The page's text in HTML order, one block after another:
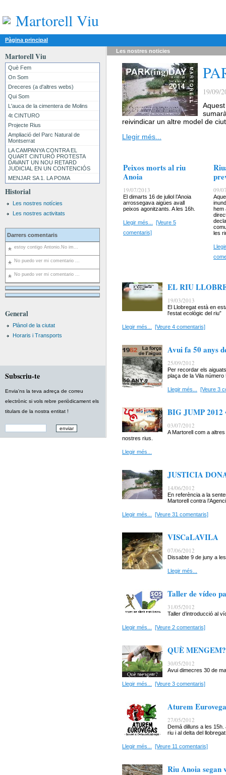
Martorell Viu
Pàgina principal
Martorell Viu
Què Fem
On Som
Dreceres (a d'altres webs)
Qui Som
L'auca de la cimentera de Molins
4t CINTURO
Projecte Rius
Ampliació del Parc Natural de
Montserrat
LA CAMPANYA CONTRA EL
QUART CINTURÓ PROTESTA
DAVANT UN NOU RETARD
JUDICIAL EN UN CONTENCIÓS
MENJAR SA 1. LA POMA
Historial
Les nostres notícies
Les nostres activitats
Darrers comentaris
estoy contigo Antonio.No im...
No puedo ver mi comentario ...
No puedo ver mi comentario ...
General
Plànol de la ciutat
Horaris i Transports
Subscriu-te
Envia'ns la teva adreça de correu
electrònic si vols rebre periòdicament els
titulars de la nostra entitat !
Les nostres noticies
19/09/
reivindicar un altre model de
Llegir més...
Peixos morts al riu
Anoia
19/07/2013
El dimarts 16 de juliol l’Anoia
arrossegava aigües avall
peixos agonitzants. A les 16h.
Llegir més...
[Veure 5
comentaris]
09/
hem
les
EL RIU
19/03/2013
El Llobregat està en
l'estat ecològic del riu”
Llegir més... [Veure 4 comentaris]
Avui fa 50 anys
25/09/2012
Per recordar els
plaça de la Vila número
Llegir més... [Veure 3
BIG JUMP
03/07/2012
A Martorell com a
nostres rius.
Llegir més...
JUSTICIA
14/06/2012
En referència a la
Martorell contra
Llegir més... [Veure 31 comentaris]
VISCaLAVILA
07/06/2012
Dissabte 9 de juny a
Llegir més...
Taller de vídeo
31/05/2012
Taller d’introducció al
Llegir més... [Veure 2 comentaris]
QUÈ MENGEM?
30/05/2012
Avui dimecres 30 de
Llegir més... [Veure 3 comentaris]
Aturem
27/05/2012
Demá dilluns a les
riu i al delta del
Llegir més... [Veure 11 comentaris]
Riu Anoia segan